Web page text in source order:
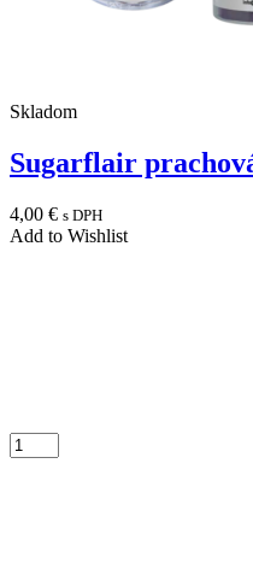
Skladom
Sugarflair
4,00 € s DPH
Add to Wishlist